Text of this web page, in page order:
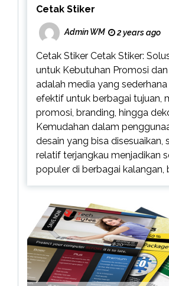
Cetak Stiker
Admin WM 2 years ago
Cetak Stiker Cetak Stiker:
untuk Kebutuhan Promosi
adalah media yang
efektif untuk berbagai tujuan,
promosi, branding, hingga
Kemudahan dalam
desain yang bisa disesuaikan,
relatif terjangkau menjadikan
populer di berbagai kalangan,